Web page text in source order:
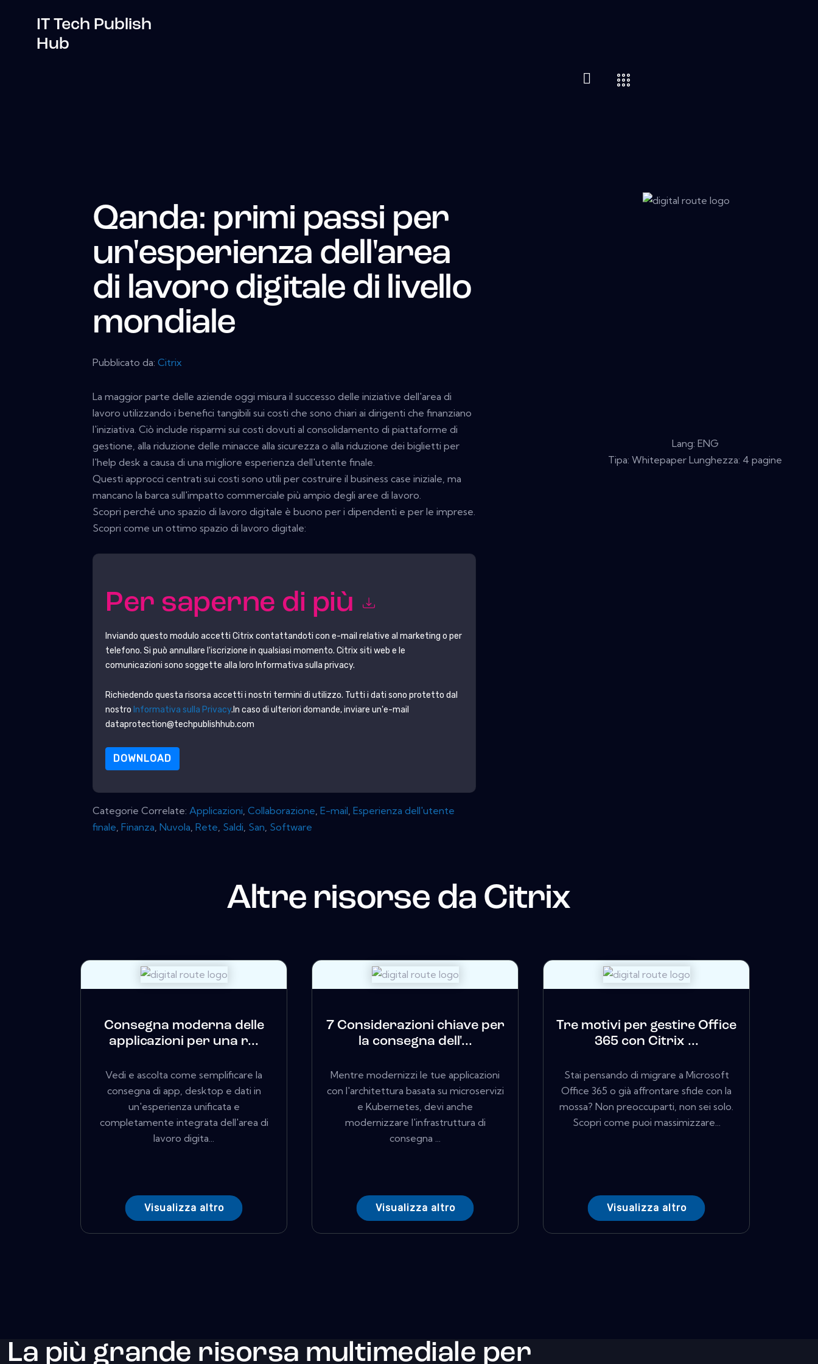
IT Tech Publish
Hub
Qanda: primi passi per
un'esperienza dell'area
di lavoro digitale di livello
mondiale
Pubblicato da: Citrix
La maggior parte delle aziende oggi misura il successo delle iniziative dell'area di
lavoro utilizzando i benefici tangibili sui costi che sono chiari ai dirigenti che finanziano
l'iniziativa. Ciò include risparmi sui costi dovuti al consolidamento di piattaforme di
gestione, alla riduzione delle minacce alla sicurezza o alla riduzione dei biglietti per
l'help desk a causa di una migliore esperienza dell'utente finale.
Questi approcci centrati sui costi sono utili per costruire il business case iniziale, ma
mancano la barca sull'impatto commerciale più ampio degli aree di lavoro.
Scopri perché uno spazio di lavoro digitale è buono per i dipendenti e per le imprese.
Scopri come un ottimo spazio di lavoro digitale:
Per saperne di più
Inviando questo modulo accetti Citrix contattandoti con e-mail relative al marketing o per
telefono. Si può annullare l'iscrizione in qualsiasi momento. Citrix siti web e le
comunicazioni sono soggette alla loro Informativa sulla privacy.
Richiedendo questa risorsa accetti i nostri termini di utilizzo. Tutti i dati sono protetto dal
nostro Informativa sulla Privacy.In caso di ulteriori domande, inviare un'e-mail
dataprotection@techpublishhub.com
DOWNLOAD
Categorie Correlate: Applicazioni Collaborazione E-mail Esperienza dell'utente
finale Finanza Nuvola Rete Saldi San Software
Lang: ENG
Tipa: Whitepaper Lunghezza: 4 pagine
Altre risorse da Citrix
Consegna moderna delle
applicazioni per una r...
Vedi e ascolta come semplificare la
consegna di app, desktop e dati in
un'esperienza unificata e
completamente integrata dell'area di
lavoro digita...
Visualizza altro
7 Considerazioni chiave per
la consegna dell'...
Mentre modernizzi le tue applicazioni
con l'architettura basata su microservizi
e Kubernetes, devi anche
modernizzare l'infrastruttura di
consegna ...
Visualizza altro
Tre motivi per gestire Office
365 con Citrix ...
Stai pensando di migrare a Microsoft
Office 365 o già affrontare sfide con la
mossa? Non preoccuparti, non sei solo.
Scopri come puoi massimizzare...
Visualizza altro
La più grande risorsa multimediale per